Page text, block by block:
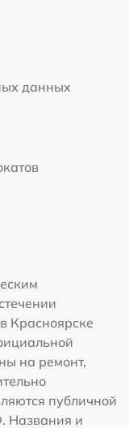
данных
Красноярске
на ремонт,
публичной
Названия и